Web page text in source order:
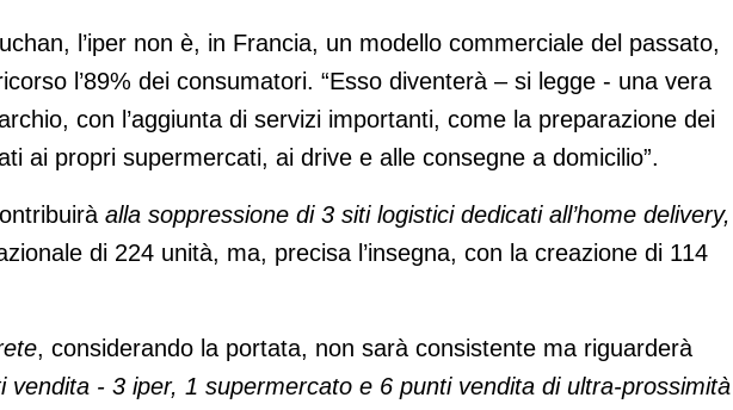
l’iper non è, in Francia, un modello commerciale del passato,
l’89% dei consumatori. “Esso diventerà – si legge - una vera
con l’aggiunta di servizi importanti, come la preparazione dei
ai propri supermercati, ai drive e alle consegne a domicilio”.
alla soppressione di 3 siti logistici dedicati all’home delivery,
di 224 unità, ma, precisa l’insegna, con la creazione di 114
, considerando la portata, non sarà consistente ma riguarderà
vendita - 3 iper, 1 supermercato e 6 punti vendita di ultra-